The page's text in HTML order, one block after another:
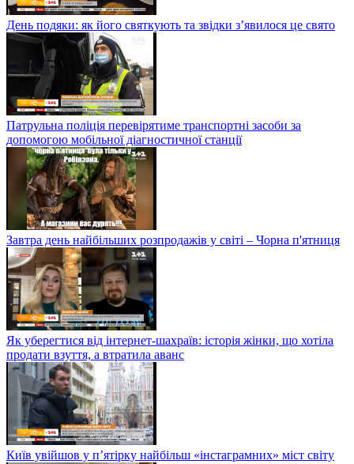
День подяки: як його святкують та звідки з’явилося це свято
Патрульна поліція перевірятиме транспортні засоби за
допомогою мобільної діагностичної станції
Завтра день найбільших розпродажів у світі – Чорна п'ятниця
Як уберегтися від інтернет-шахраїв: історія жінки, що хотіла
продати взуття, а втратила аванс
Київ увійшов у п’ятірку найбільш «інстаграмних» міст світу